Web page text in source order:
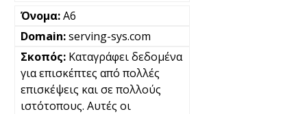
A6
serving-sys.com
Καταγράφει δεδομένα
για επισκέπτες από πολλές
επισκέψεις και σε πολλούς
ιστότοπους. Αυτές οι